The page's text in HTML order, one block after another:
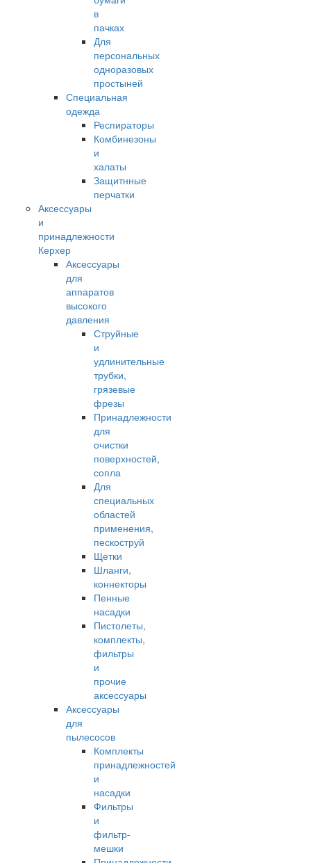
в
пачках
Для
персональных
одноразовых
простыней
Специальная
одежда
Респираторы
Комбинезоны
и
халаты
Защитнные
перчатки
Аксессуары
и
принадлежности
Керхер
Аксессуары
для
аппаратов
высокого
давления
Струйные
и
удлинительные
трубки,
грязевые
фрезы
Принадлежности
для
очистки
поверхностей,
сопла
Для
специальных
областей
применения,
пескоструй
Щетки
Шланги,
коннекторы
Пенные
насадки
Пистолеты,
комплекты,
фильтры
и
прочие
аксессуары
Аксессуары
для
пылесосов
Комплекты
принадлежностей
и
насадки
Фильтры
и
фильтр-
мешки